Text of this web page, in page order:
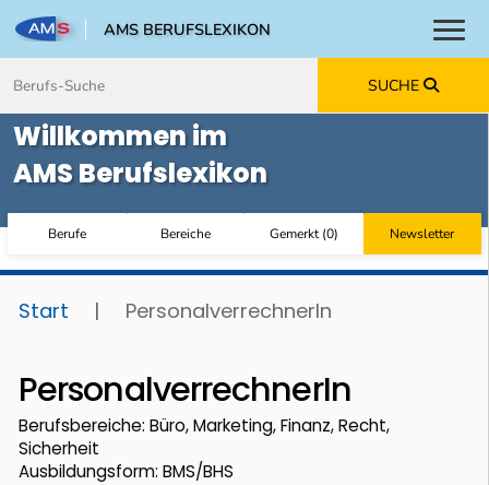
AMS BERUFSLEXIKON
SUCHE
Willkommen im
AMS Berufslexikon
Berufe Bereiche Gemerkt(0) Newsletter
Start | PersonalverrechnerIn
PersonalverrechnerIn
Berufsbereiche: Büro, Marketing, Finanz, Recht,
Sicherheit
Ausbildungsform: BMS/BHS